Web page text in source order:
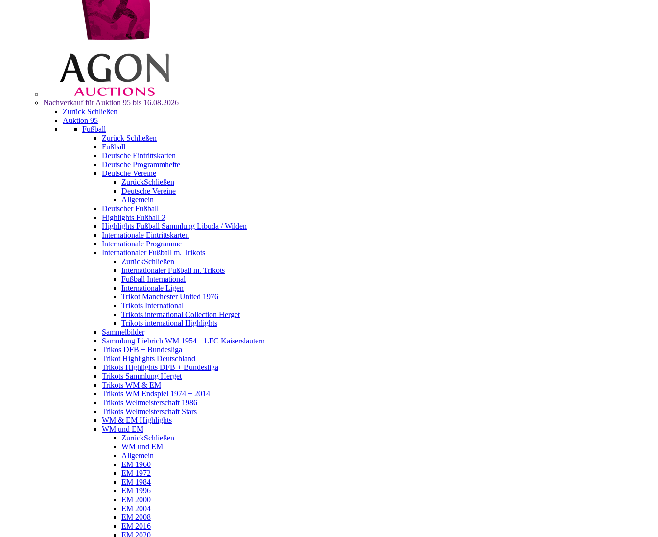
Nachverkauf für Auktion 95 bis 16.08.2026
Zurück Schließen
Auktion 95
Fußball
Zurück Schließen
Fußball
Deutsche Eintrittskarten
Deutsche Programmhefte
Deutsche Vereine
ZurückSchließen
Deutsche Vereine
Allgemein
Deutscher Fußball
Highlights Fußball 2
Highlights Fußball Sammlung Libuda / Wilden
Internationale Eintrittskarten
Internationale Programme
Internationaler Fußball m. Trikots
ZurückSchließen
Internationaler Fußball m. Trikots
Fußball International
Internationale Ligen
Trikot Manchester United 1976
Trikots International
Trikots international Collection Herget
Trikots international Highlights
Sammelbilder
Sammlung Liebrich WM 1954 - 1.FC Kaiserslautern
Trikos DFB + Bundesliga
Trikot Highlights Deutschland
Trikots Highlights DFB + Bundesliga
Trikots Sammlung Herget
Trikots WM & EM
Trikots WM Endspiel 1974 + 2014
Trikots Weltmeisterschaft 1986
Trikots Weltmeisterschaft Stars
WM & EM Highlights
WM und EM
ZurückSchließen
WM und EM
Allgemein
EM 1960
EM 1972
EM 1984
EM 1996
EM 2000
EM 2004
EM 2008
EM 2016
EM 2020